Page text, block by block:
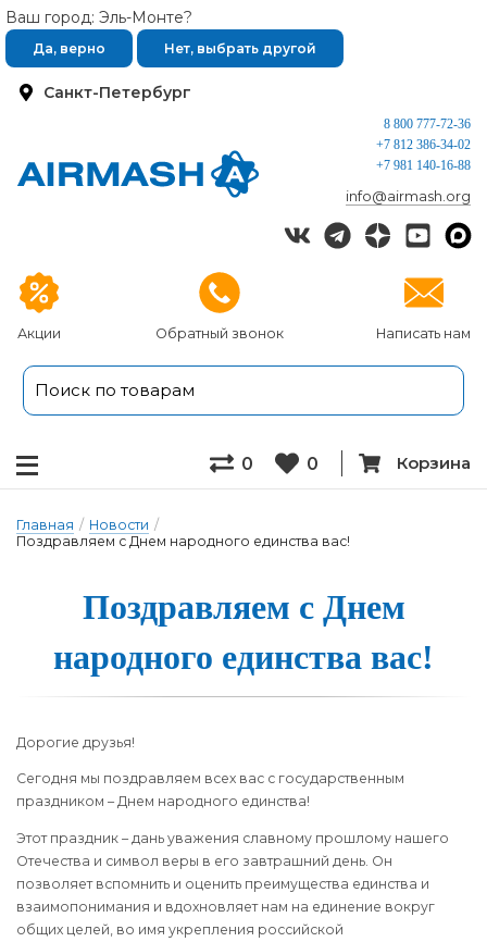
Санкт-Петербург
Ваш город: Эль-Монте?
Да, верно Нет, выбрать другой
Акции Обратный звонок Написать нам
8 800 777-72-36
+7 812 386-34-02
+7 981 140-16-88
info@airmash.org
0 0 Корзина
Главная / Новости /
Поздравляем с Днем на­род­но­го е­динс­тва вас!
Поздравля­ем с Днем
на­род­но­го е­динс­тва вас!
Дорогие друзья!
Сегодня мы поздравляем всех вас с государственным
праздником – Днем народного единства!
Этот праздник – дань уважения славному прошлому нашего
Отечества и символ веры в его завтрашний день. Он
позволяет вспомнить и оценить преимущества единства и
взаимопонимания и вдохновляет нам на единение вокруг
общих целей, во имя укрепления российской